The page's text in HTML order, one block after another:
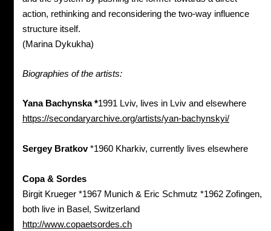
action, rethinking and reconsidering the two-way influence
structure itself.
(Marina Dykukha)
Biographies of the artists:
Yana Bachynska *1991 Lviv, lives in Lviv and elsewhere
https://secondaryarchive.org/artists/yan-bachynskyi/
Sergey Bratkov*1960 Kharkiv, currently lives elsewhere
Copa & Sordes
Birgit Krueger *1967 Munich & Eric Schmutz *1962 Zofingen,
both live in Basel, Switzerland
http://www.copaetsordes.ch